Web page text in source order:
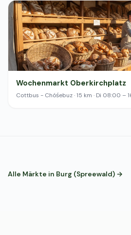
Wochenmarkt Oberkirchplatz
Cottbus - Chóśebuz · 15 km · Di 08:00 –
Alle Märkte in Burg (Spreewald) →